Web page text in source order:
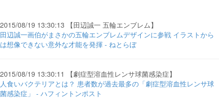
2015/08/19 13:30:13 【田辺誠一 五輪エンブレム】
田辺誠一画伯がまさかの五輪エンブレムデザインに参戦 イラストから
は想像できない意外な才能を発揮 - ねとらぼ
2015/08/19 13:30:11 【劇症型溶血性レンサ球菌感染症】
人食いバクテリアとは？ 患者数が過去最多の「劇症型溶血性レンサ球
菌感染症」 - ハフィントンポスト